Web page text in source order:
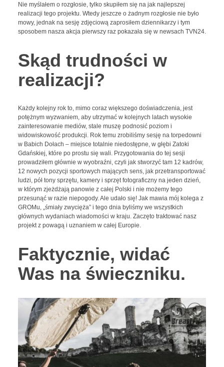
Nie myślałem o rozgłosie, tylko skupiłem się na jak najlepszej
realizacji tego projektu. Wtedy jeszcze o żadnym rozgłosie nie było
mowy, jednak na sesję zdjęciową zaprosiłem dziennikarzy i tym
sposobem nasza akcja pierwszy raz pokazała się w newsach TVN24.
Skąd trudności w
realizacji?
Każdy kolejny rok to, mimo coraz większego doświadczenia, jest
potężnym wyzwaniem, aby utrzymać w kolejnych latach wysokie
zainteresowanie mediów, stale muszę podnosić poziom i
widowiskowość produkcji. Rok temu zrobiliśmy sesję na torpedowni
w Babich Dołach – miejsce totalnie niedostępne, w głębi Zatoki
Gdańskiej, które po prostu się wali. Przygotowania do tej sesji
prowadziłem głównie w wyobraźni, czyli jak stworzyć tam 12 kadrów,
12 nowych pozycji sportowych mających sens, jak przetransportować
ludzi, pół tony sprzętu, kamery i sprzęt fotograficzny na jeden dzień,
w którym zjeżdżają panowie z całej Polski i nie możemy tego
przesunąć w razie niepogody. Ale udało się! Jak mawia mój kolega z
GROMu, „śmiały zwycięża” i tego dnia byliśmy we wszystkich
głównych wydaniach wiadomości w kraju. Zaczęto traktować nasz
projekt z powagą i uznaniem w całej Europie.
Faktycznie, widać
Was na świeczniku.